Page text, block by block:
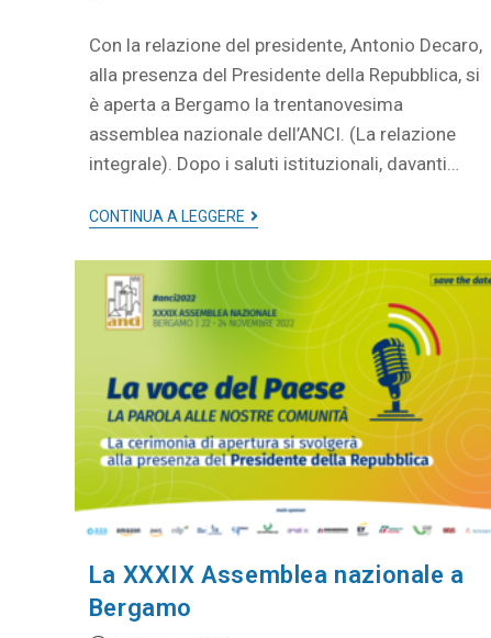
Con la relazione del presidente, Antonio Decaro,
alla presenza del Presidente della Repubblica, si
è aperta a Bergamo la trentanovesima
assemblea nazionale dell’ANCI. (La relazione
integrale). Dopo i saluti istituzionali, davanti…
CONTINUA A LEGGERE
La XXXIX Assemblea nazionale a
Bergamo